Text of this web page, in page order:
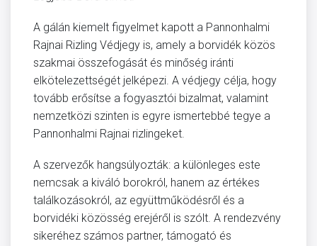
A gálán kiemelt figyelmet kapott a Pannonhalmi
Rajnai Rizling Védjegy is, amely a borvidék közös
szakmai összefogását és minőség iránti
elkötelezettségét jelképezi. A védjegy célja, hogy
tovább erősítse a fogyasztói bizalmat, valamint
nemzetközi szinten is egyre ismertebbé tegye a
Pannonhalmi Rajnai rizlingeket.
A szervezők hangsúlyozták: a különleges este
nemcsak a kiváló borokról, hanem az értékes
találkozásokról, az együttműködésről és a
borvidéki közösség erejéről is szólt. A rendezvény
sikeréhez számos partner, támogató és